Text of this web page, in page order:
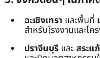
ฉะเชิงเทรา และพื้นที่
สำหรับโรงงานและโค
ปราจีนบุรี และสระแ